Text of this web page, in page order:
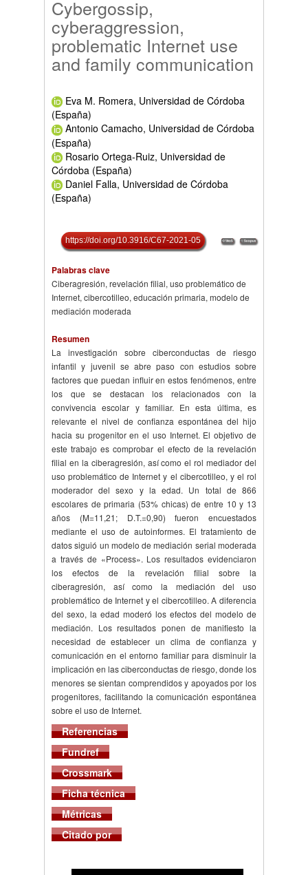
Cybergossip,
cyberaggression,
problematic Internet use
and family communication
Eva M. Romera, Universidad de Córdoba
(España)
Antonio Camacho, Universidad de Córdoba
(España)
Rosario Ortega-Ruiz, Universidad de
Córdoba (España)
Daniel Falla, Universidad de Córdoba
(España)
https://doi.org/10.3916/C67-2021-05
Palabras clave
Ciberagresión, revelación filial, uso problemático de
Internet, cibercotilleo, educación primaria, modelo de
mediación moderada
Resumen
La investigación sobre ciberconductas de riesgo
infantil y juvenil se abre paso con estudios sobre
factores que puedan influir en estos fenómenos, entre
los que se destacan los relacionados con la
convivencia escolar y familiar. En esta última, es
relevante el nivel de confianza espontánea del hijo
hacia su progenitor en el uso Internet. El objetivo de
este trabajo es comprobar el efecto de la revelación
filial en la ciberagresión, así como el rol mediador del
uso problemático de Internet y el cibercotilleo, y el rol
moderador del sexo y la edad. Un total de 866
escolares de primaria (53% chicas) de entre 10 y 13
años (M=11,21; D.T.=0,90) fueron encuestados
mediante el uso de autoinformes. El tratamiento de
datos siguió un modelo de mediación serial moderada
a través de «Process». Los resultados evidenciaron
los efectos de la revelación filial sobre la
ciberagresión, así como la mediación del uso
problemático de Internet y el cibercotilleo. A diferencia
del sexo, la edad moderó los efectos del modelo de
mediación. Los resultados ponen de manifiesto la
necesidad de establecer un clima de confianza y
comunicación en el entorno familiar para disminuir la
implicación en las ciberconductas de riesgo, donde los
menores se sientan comprendidos y apoyados por los
progenitores, facilitando la comunicación espontánea
sobre el uso de Internet.
Referencias
Fundref
Crossmark
Ficha técnica
Métricas
Citado por